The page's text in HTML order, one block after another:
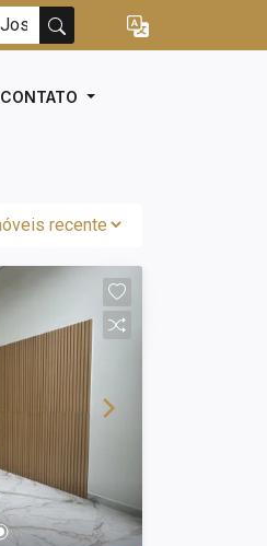
CONTATO